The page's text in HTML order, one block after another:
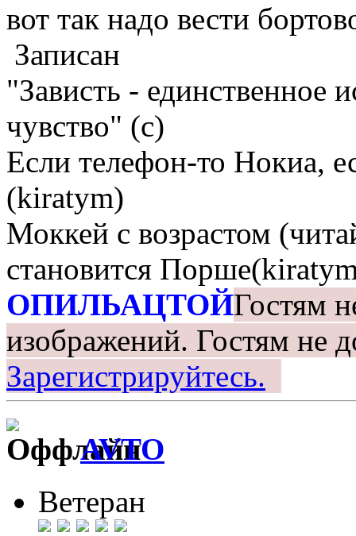
вот так надо вести
Записан
"Зависть - единственное
чувство" (с)
Если телефон-то Нокиа,
(kiratym)
Моккей с возрастом
становится
ОПИЛЬАЦТОЙГостям
изображений. Гостям не
Зарегистрируйтесь.
AVTO
Ветеран